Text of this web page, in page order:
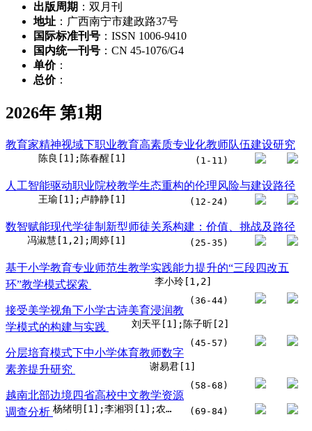
出版周期 ：双月刊
地址 ：广西南宁市建政路37号
国际标准刊号 ：ISSN 1006-9410
国内统一刊号 ：CN 45-1076/G4
单价：
总价：
2026年 第1期
教育家精神视域下职业教育高素质专业化教师队伍建设研究
陈良[1];陈春醒[1] (1-11)
人工智能驱动职业院校教学生态重构的伦理风险与建设路径
王瑜[1];卢静静[1] (12-24)
数智赋能现代学徒制新型师徒关系构建：价值、挑战及路径
冯淑慧[1,2];周婷[1] (25-35)
基于小学教育专业师范生教学实践能力提升的“三段四改五
环”教学模式探索
李小玲[1,2]
(36-44)
接受美学视角下小学古诗美育浸润教
学模式的构建与实践
刘天平[1];陈子昕[2]
(45-57)
分层培育模式下中小学体育教师数字
素养提升研究
谢易君[1]
(58-68)
越南北部边境四省高校中文教学资源
调查分析
杨绪明[1];李湘羽[1];农翠幸[2] (69-84)